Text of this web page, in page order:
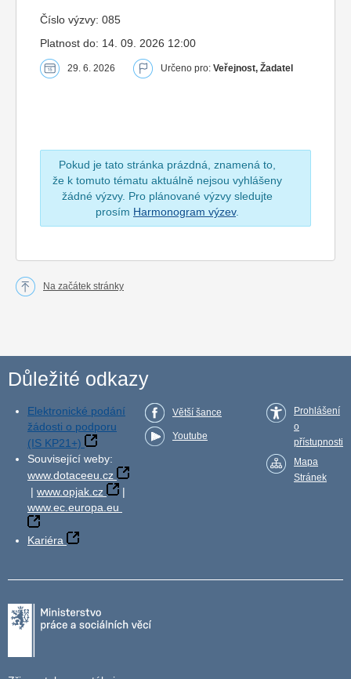
Číslo výzvy: 085
Platnost do: 14. 09. 2026 12:00
29. 6. 2026 Určeno pro: Veřejnost, Žadatel
Pokud je tato stránka prázdná, znamená to,
že k tomuto tématu aktuálně nejsou vyhlášeny
žádné výzvy. Pro plánované výzvy sledujte
prosím Harmonogram výzev.
Na začátek stránky
Důležité odkazy
Elektronické podání
žádosti o podporu
(IS KP21+)
Související weby:
www.dotaceeu.cz
| www.opjak.cz
|
www.ec.europa.eu
Kariéra
Větší šance
Youtube
Prohlášení
o
přístupnosti
Mapa
Stránek